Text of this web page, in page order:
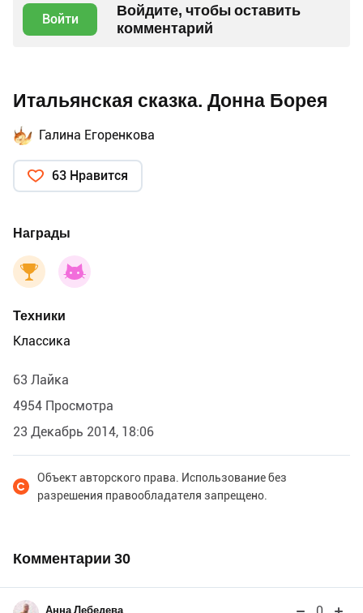
Войти
Войдите, чтобы оставить
комментарий
Итальянская сказка. Донна Борея
Галина Егоренкова
63 Нравится
Награды
Техники
Классика
63 Лайка
4954 Просмотра
23 Декабрь 2014, 18:06
Объект авторского права. Использование без
разрешения правообладателя запрещено.
Комментарии 30
Анна Лебедева